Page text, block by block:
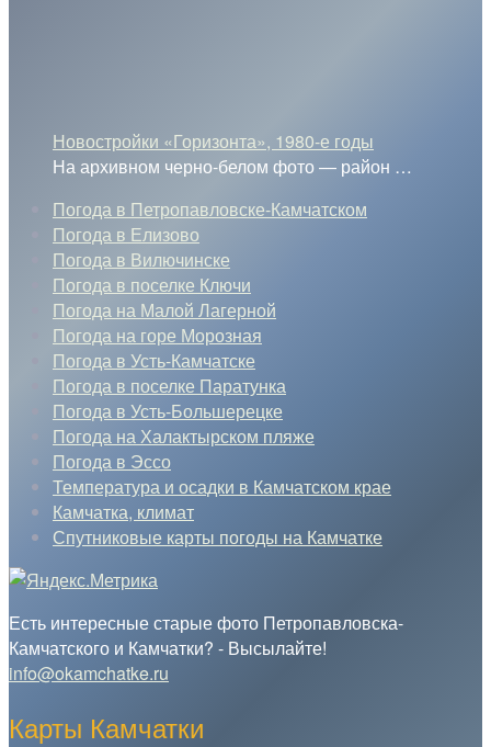
Новостройки «Горизонта», 1980-е годы
На архивном черно-белом фото — район …
Погода в Петропавловске-Камчатском
Погода в Елизово
Погода в Вилючинске
Погода в поселке Ключи
Погода на Малой Лагерной
Погода на горе Морозная
Погода в Усть-Камчатске
Погода в поселке Паратунка
Погода в Усть-Большерецке
Погода на Халактырском пляже
Погода в Эссо
Температура и осадки в Камчатском крае
Камчатка, климат
Спутниковые карты погоды на Камчатке
Есть интересные старые фото Петропавловска-
Камчатского и Камчатки? - Высылайте!
info@okamchatke.ru
Карты Камчатки